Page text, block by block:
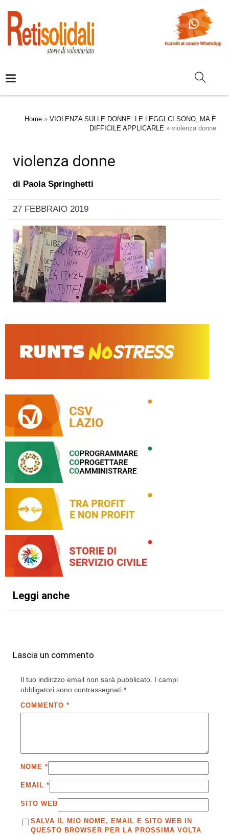
Home » VIOLENZA SULLE DONNE: LE LEGGI CI SONO, MA È
DIFFICILE APPLICARLE » violenza donne
violenza donne
di Paola Springhetti
27 FEBBRAIO 2019
Leggi anche
Lascia un commento
Il tuo indirizzo email non sarà pubblicato. I campi
obbligatori sono contrassegnati *
COMMENTO *
NOME *
EMAIL *
SITO WEB
SALVA IL MIO NOME, EMAIL E SITO WEB IN
QUESTO BROWSER PER LA PROSSIMA VOLTA